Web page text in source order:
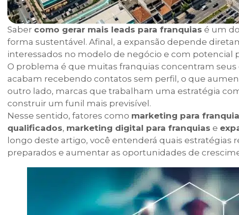
Saber como gerar mais leads para franquias é um
forma sustentável. Afinal, a expansão depende
interessados no modelo de negócio e com potencial
O problema é que muitas franquias concentram
acabam recebendo contatos sem perfil, o que
outro lado, marcas que trabalham uma estratégia
construir um funil mais previsível.
Nesse sentido, fatores como marketing para
qualificados, marketing digital para franquias e
longo deste artigo, você entenderá quais
preparados e aumentar as oportunidades de